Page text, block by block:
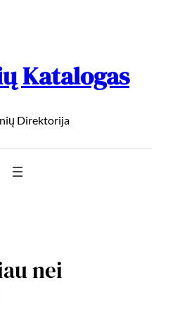
Katalogas
Direktorija
nei